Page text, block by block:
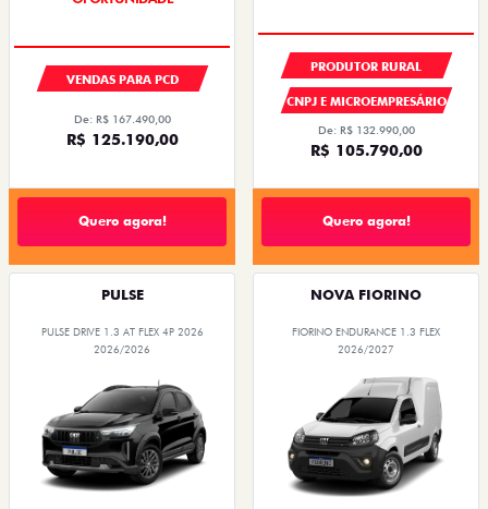
VENDAS PARA PCD
De: R$ 167.490,00
R$ 125.190,00
Quero agora!
PRODUTOR RURAL
CNPJ E MICROEMPRESÁRIO
De: R$ 132.990,00
R$ 105.790,00
Quero agora!
PULSE
PULSE DRIVE 1.3 AT FLEX 4P 2026
2026/2026
NOVA FIORINO
FIORINO ENDURANCE 1.3 FLEX
2026/2027